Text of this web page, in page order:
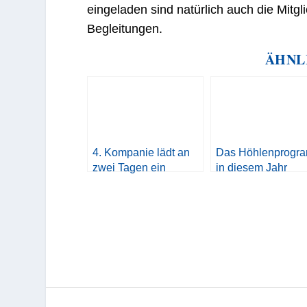
eingeladen sind natürlich auch die
Begleitungen.
4. Kompanie lädt an
zwei Tagen ein
Das
in diesem Jahr